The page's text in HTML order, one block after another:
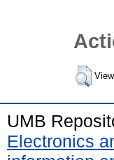
UMB
Electronics